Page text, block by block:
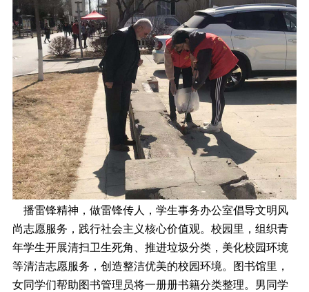
播雷锋精神，做雷锋传人，学生事务办公室倡导文明风
尚志愿服务，践行社会主义核心价值观。校园里，组织青
年学生开展清扫卫生死角、推进垃圾分类，美化校园环境
等清洁志愿服务，创造整洁优美的校园环境。图书馆里，
女同学们帮助图书管理员将一册册书籍分类整理。男同学